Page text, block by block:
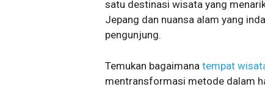
satu destinasi wisata yang
Jepang dan nuansa alam yang
pengunjung.
Temukan bagaimana tempat
mentransformasi metode dalam